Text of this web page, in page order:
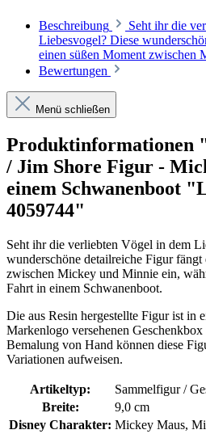
Beschreibung
Seht ihr die
Liebesvogel? Diese
einen süßen Moment
Bewertungen
Menü schließen
Produktinformationen
/ Jim Shore Figur -
einem Schwanenboot
4059744"
Seht ihr die verliebten Vögel in dem
wunderschöne detailreiche Figur
zwischen Mickey und Minnie ein,
Fahrt in einem Schwanenboot.
Die aus Resin hergestellte Figur ist in
Markenlogo versehenen
Bemalung von Hand können diese
Variationen aufweisen.
Artikeltyp:
Sammelfigur /
Breite:
9,0 cm
Disney Charakter: Mickey Maus,